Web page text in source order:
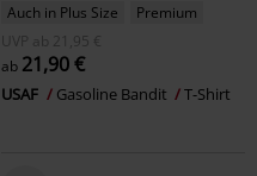
Auch in Plus Size
Premium
UVP
ab 21,95 €
ab 21,90 €
USAF Gasoline Bandit T-Shirt